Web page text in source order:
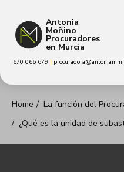
Antonia
Moñino
Procuradores
en Murcia
670 066 679 |
Home
La función del
¿Qué es la unidad de